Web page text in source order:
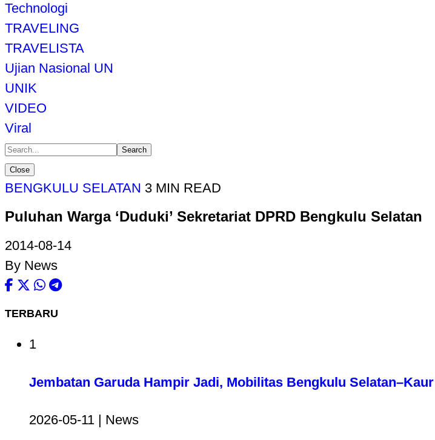
Technologi
TRAVELING
TRAVELISTA
Ujian Nasional UN
UNIK
VIDEO
Viral
Search
Close
BENGKULU SELATAN 3 MIN READ
Puluhan Warga ‘Duduki’ Sekretariat DPRD Bengkulu Selatan
2014-08-14
By News
TERBARU
1
Jembatan Garuda Hampir Jadi, Mobilitas Bengkulu
2026-05-11 | News